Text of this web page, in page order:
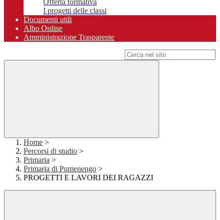
Offerta formativa
I progetti delle classi
Documenti utili
Albo Online
Amministrazione Trasparente
Home >
Percorsi di studio >
Primaria >
Primaria di Pumenengo >
PROGETTI E LAVORI DEI RAGAZZI